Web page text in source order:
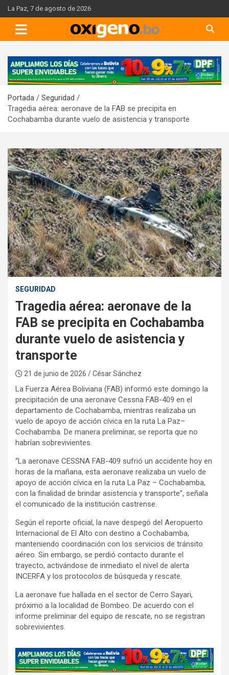
Skip
to
content
La Paz, 7 de agosto de 2026
A
d
e
r
t
s
e
m
e
n
t
:
Portada
Seguridad
Tragedia aérea: aeronave de la FAB se precipita en
Cochabamba durante vuelo de asistencia y transporte
SEGURIDAD
Tragedia aérea: aeronave de la
FAB se precipita en Cochabamba
durante vuelo de asistencia y
transporte
21 de junio de 2026 / César Sánchez
La Fuerza Aérea Boliviana (FAB) informó este domingo la
precipitación de una aeronave Cessna FAB-409 en el
departamento de Cochabamba, mientras realizaba un
vuelo de apoyo de acción cívica en la ruta La Paz–
Cochabamba. De manera preliminar, se reporta que no
habrían sobrevivientes.
“La aeronave CESSNA FAB-409 sufrió un accidente hoy en
horas de la mañana, esta aeronave realizaba un vuelo de
apoyo de acción cívica en la ruta La Paz – Cochabamba,
con la finalidad de brindar asistencia y transporte”, señala
el comunicado de la institución castrense.
Según el reporte oficial, la nave despegó del Aeropuerto
Internacional de El Alto con destino a Cochabamba,
manteniendo coordinación con los servicios de tránsito
aéreo. Sin embargo, se perdió contacto durante el
trayecto, activándose de inmediato el nivel de alerta
INCERFA y los protocolos de búsqueda y rescate.
La aeronave fue hallada en el sector de Cerro Sayari,
próximo a la localidad de Bombeo. De acuerdo con el
informe preliminar del equipo de rescate, no se registran
sobrevivientes.
A
d